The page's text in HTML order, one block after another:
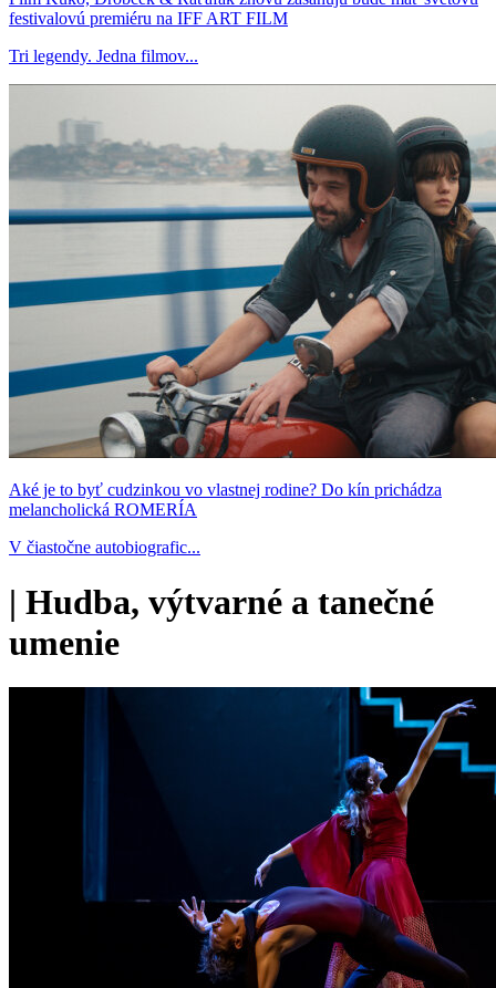
festivalovú premiéru na IFF ART FILM
Tri legendy. Jedna filmov...
Aké je to byť cudzinkou vo vlastnej rodine? Do kín prichádza
melancholická ROMERÍA
V čiastočne autobiografic...
| Hudba, výtvarné a tanečné
umenie